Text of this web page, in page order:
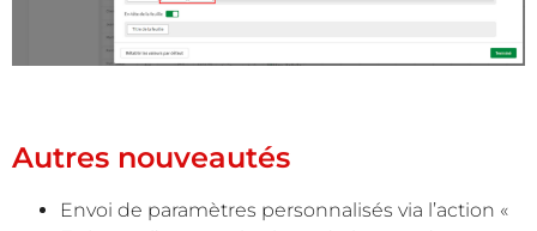
Autres nouveautés
Envoi de paramètres personnalisés via l’action «